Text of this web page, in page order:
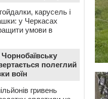
карусель і
у Черкасах
умови в
полеглий
воїн
гривень